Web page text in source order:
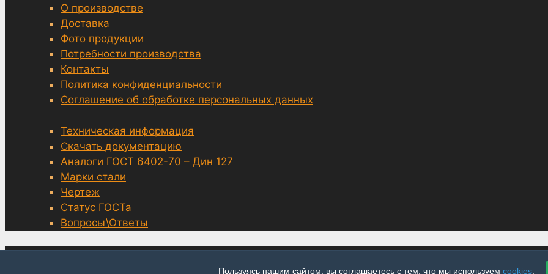
О производстве
Доставка
Фото продукции
Потребности производства
Контакты
Политика конфиденциальности
Соглашение об обработке персональных данных
Техническая информация
Скачать документацию
Аналоги ГОСТ 6402-70 – Дин 127
Марки стали
Чертеж
Статус ГОСТа
Вопросы\Ответы
© grover-6402.ru, Нижний Новгород 2014—2026Пользуясь нашим сайтом, вы соглашаетесь с тем, что мы используем cookies.